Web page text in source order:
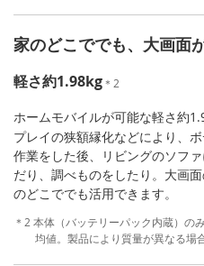
家のどこででも、大画面
軽さ約1.98kg＊2
ホームモバイルが可能な軽さ約
プレイの狭額縁化などにより、
作業をした後、リビングのソフ
だり、調べものをしたり。大画
のどこででも活用できます。
＊2 本体（バッテリーパック内蔵）の
均値。製品により質量が異なる場